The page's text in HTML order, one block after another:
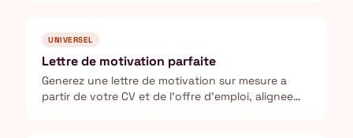
UNIVERSEL
Lettre de motivation parfaite
Generez une lettre de motivation sur mesure a
partir de votre CV et de l'offre d'emploi, alignee